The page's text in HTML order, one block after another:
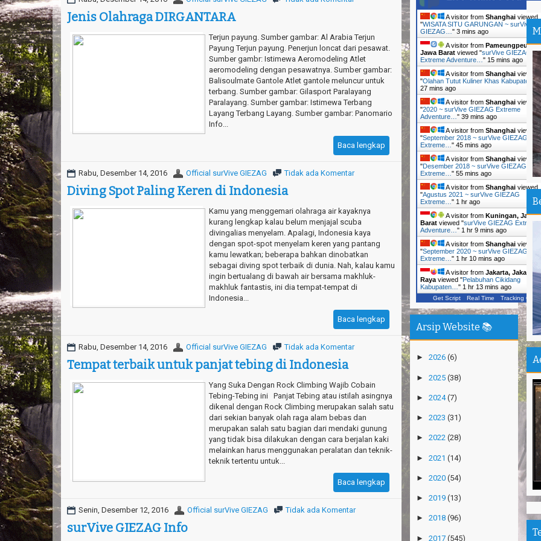
Jenis Olahraga DIRGANTARA
Terjun payung. Sumber gambar: Al Arabia Terjun
Payung Terjun payung. Penerjun loncat dari pesawat.
Sumber gambr: Istimewa Aeromodeling Atlet
aeromodeling dengan pesawatnya. Sumber gambar:
Balisoulmate Gantole Atlet gantole meluncur untuk
terbang. Sumber gambar: Gilasport Paralayang
Paralayang. Sumber gambar: Istimewa Terbang
Layang Terbang Layang. Sumber gambar: Panomario
Info...
Baca lengkap
Rabu, Desember 14, 2016 Official surVive GIEZAG Tidak ada Komentar
Diving Spot Paling Keren di Indonesia
Kamu yang menggemari olahraga air kayaknya
kurang lengkap kalau belum menjajal scuba
divingalias menyelam. Apalagi, Indonesia kaya
dengan spot-spot menyelam keren yang pantang
kamu lewatkan; beberapa bahkan dinobatkan
sebagai diving spot terbaik di dunia. Nah, kalau kamu
ingin bertualang di bawah air bersama makhluk-
makhluk fantastis, ini dia tempat-tempat di
Indonesia...
Baca lengkap
Rabu, Desember 14, 2016 Official surVive GIEZAG Tidak ada Komentar
Tempat terbaik untuk panjat tebing di Indonesia
Yang Suka Dengan Rock Climbing Wajib Cobain
Tebing-Tebing ini Panjat Tebing atau istilah asingnya
dikenal dengan Rock Climbing merupakan salah satu
dari sekian banyak olah raga alam bebas dan
merupakan salah satu bagian dari mendaki gunung
yang tidak bisa dilakukan dengan cara berjalan kaki
melainkan harus menggunakan peralatan dan teknik-
teknik tertentu untuk...
Baca lengkap
Senin, Desember 12, 2016 Official surVive GIEZAG Tidak ada Komentar
surVive GIEZAG Info
A visitor from Shanghai viewed
"WISATA SITU GARUNGAN ~ surVive
GIEZAG… " 3 mins ago
A visitor from Pameungpeuk,
Jawa Barat viewed "surVive GIEZAG
Extreme Adventure… " 15 mins ago
A visitor from Shanghai viewed
"Olahan Tutut Kuliner Khas Kabupaten…"
27 mins ago
A visitor from Shanghai viewed
"2020 ~ surVive GIEZAG Extreme
Adventure… " 39 mins ago
A visitor from Shanghai viewed
"September 2018 ~ surVive GIEZAG
Extreme… " 45 mins ago
A visitor from Shanghai viewed
"Desember 2018 ~ surVive GIEZAG
Extreme… " 55 mins ago
A visitor from Shanghai viewed
"Agustus 2021 ~ surVive GIEZAG
Extreme… " 1 hr ago
A visitor from Kuningan, Jawa
Barat viewed "surVive GIEZAG Extreme
Adventure… " 1 hr 9 mins ago
A visitor from Shanghai viewed
"September 2020 ~ surVive GIEZAG
Extreme… " 1 hr 10 mins ago
A visitor from Jakarta, Jakarta
Raya viewed "Pelabuhan Cikidang
Kabupaten… " 1 hr 13 mins ago
Get Script Real Time Tracking ON
Arsip Website 📚
► 2026 (6)
► 2025 (38)
► 2024(7)
► 2023 (31)
► 2022 (28)
► 2021 (14)
► 2020 (54)
► 2019 (13)
► 2018 (96)
► 2017 (545)